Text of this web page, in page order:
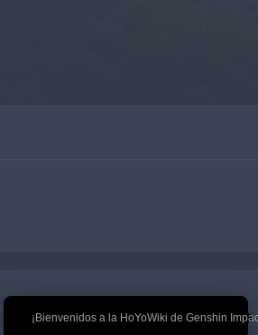
🎉 ¡Bienvenidos a la HoYoWiki de Genshin